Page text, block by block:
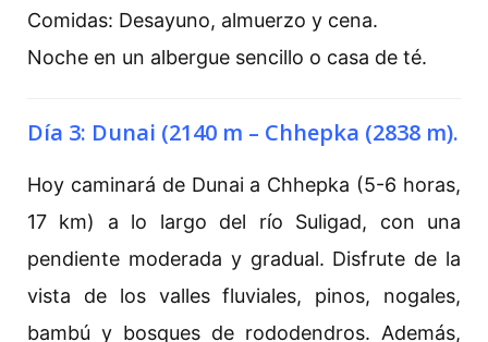
Comidas: Desayuno, almuerzo y cena.
Noche en un albergue sencillo o casa de té.
Día 3: Dunai (2140 m – Chhepka (2838 m).
Hoy caminará de Dunai a Chhepka (5-6 horas,
17 km) a lo largo del río Suligad, con una
pendiente moderada y gradual. Disfrute de la
vista de los valles fluviales, pinos, nogales,
bambú y bosques de rododendros. Además,